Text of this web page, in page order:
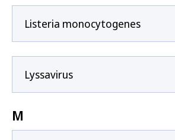
Listeria monocytogenes
Lyssavirus
M